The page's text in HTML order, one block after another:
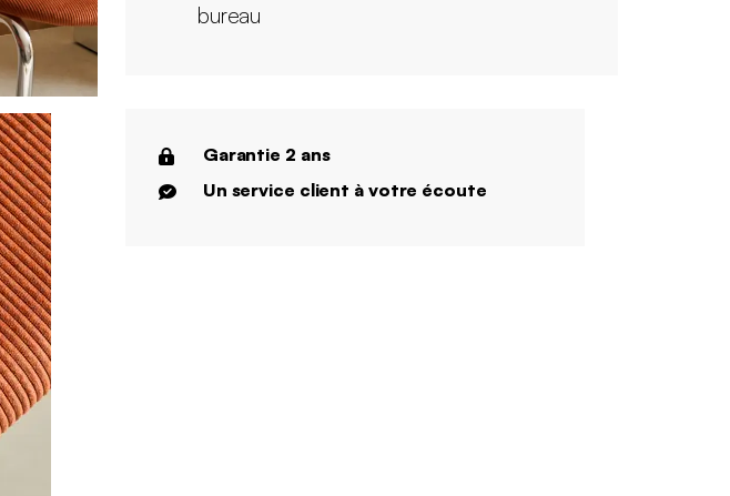
bureau
Garantie 2 ans
Un service client à votre écoute